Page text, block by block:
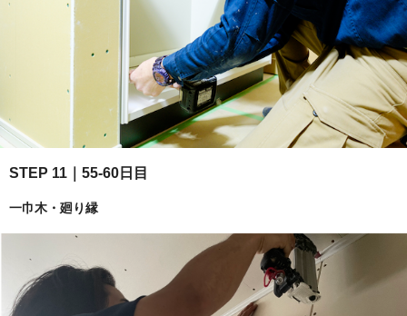
STEP 11｜55-60日目
一巾木・廻り縁